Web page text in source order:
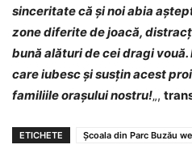
sinceritate că și noi abia
zone diferite de joacă,
bună alături de cei dragi
care iubesc și susțin acest
familiile orașului nostru!„,
ETICHETE Școala din Parc Buzău